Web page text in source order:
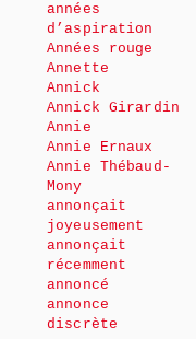
années
d’aspiration
Années rouge
Annette
Annick
Annick Girardin
Annie
Annie Ernaux
Annie Thébaud-
Mony
annonçait
joyeusement
annonçait
récemment
annoncé
annonce
discrète